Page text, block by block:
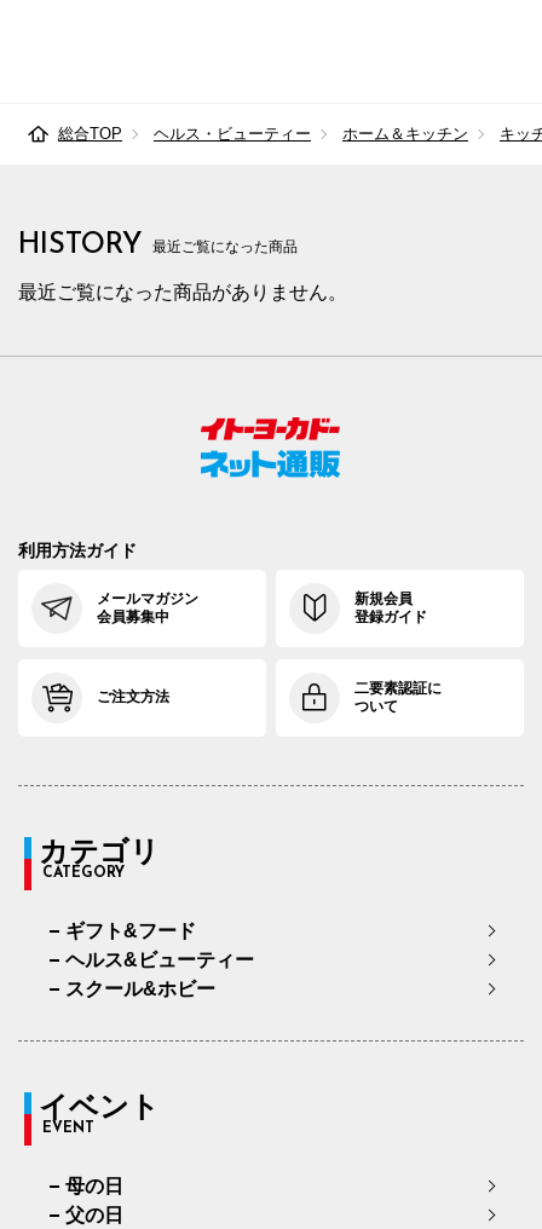
総合TOP ヘルス・ビューティー ホーム＆キッチン キッ
HISTORY 最近ご覧になった商品
最近ご覧になった商品がありません。
利用方法ガイド
メールマガジン
会員募集中
新規会員
登録ガイド
ご注文方法
二要素認証に
ついて
カテゴリ
CATEGORY
ギフト&フード
ヘルス&ビューティー
スクール&ホビー
イベント
EVENT
母の日
父の日